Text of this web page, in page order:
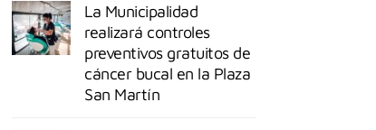
La Municipalidad
realizará controles
preventivos gratuitos de
cáncer bucal en la Plaza
San Martín